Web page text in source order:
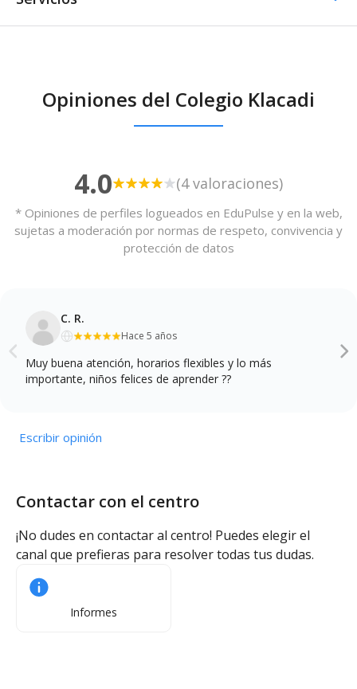
Comedor / Cafetería -
Transporte escolar
Opiniones del Colegio Klacadi
4.0 (4 valoraciones)
* Opiniones de perfiles logueados en EduPulse y en la web,
sujetas a moderación por normas de respeto, convivencia y
protección de datos
C. R.
Hace 5 años
Muy buena atención, horarios flexibles y lo más
importante, niños felices de aprender ??
Escribir opinión
Contactar con el centro
¡No dudes en contactar al centro! Puedes elegir el
canal que prefieras para resolver todas tus dudas.
Informes